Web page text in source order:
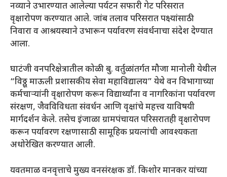
नव्याने उभारण्यात आलेल्या पर्यटन सफारी गेट परिसरात
वृक्षारोपण करण्यात आले. जांब तलाव परिसरात पक्ष्यांसाठी
निवारा व आश्रयस्थाने उभारून पर्यावरण संवर्धनाचा संदेश देण्यात
आला.
घाटंजी वनपरिक्षेत्रातील कोळी बु. वर्तुळांतर्गत मौजा मानोली येथील
“विठ्ठू माऊली प्रशासकीय सेवा महाविद्यालय” येथे वन विभागाच्या
कर्मचाऱ्यांनी वृक्षारोपण करून विद्यार्थ्यांना व नागरिकांना पर्यावरण
संरक्षण, जैवविविधता संवर्धन आणि वृक्षांचे महत्त्व याविषयी
मार्गदर्शन केले. तसेच इंजाळा ग्रामपंचायत परिसरातही वृक्षारोपण
करून पर्यावरण रक्षणासाठी सामूहिक प्रयत्नांची आवश्यकता
अधोरेखित करण्यात आली.
यवतमाळ वनवृत्ताचे मुख्य वनसंरक्षक डॉ. किशोर मानकर यांच्या